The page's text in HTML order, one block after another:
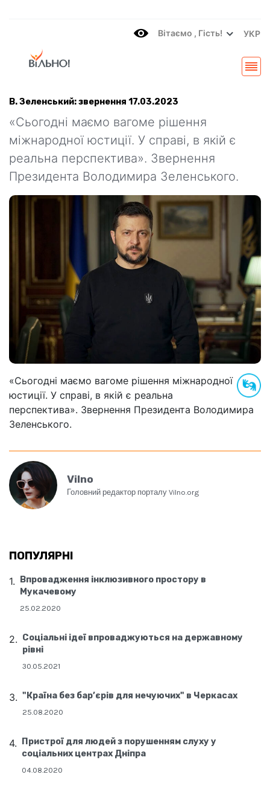
Вітаємo , Гість! УКР
В. Зеленський: звернення 17.03.2023
«Сьогодні маємо вагоме рішення
міжнародної юстиції. У справі, в якій є
реальна перспектива». Звернення
Президента Володимира Зеленського.
«Сьогодні маємо вагоме рішення міжнародної
юстиції. У справі, в якій є реальна
перспектива». Звернення Президента Володимира
Зеленського.
Vilno
Головний редактор порталу Vilno.org
ПОПУЛЯРНІ
Впровадження інклюзивного простору в
Мукачевому
25.02.2020
Соціальні ідеї впроваджуються на державному
рівні
30.05.2021
"Країна без бар’єрів для нечуючих" в Черкасах
25.08.2020
Пристрої для людей з порушенням слуху у
соціальних центрах Дніпра
04.08.2020